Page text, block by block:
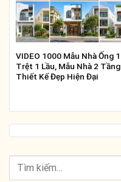
VIDEO 1000 Mẫu Nhà Ống 1
Trệt 1 Lầu, Mẫu Nhà 2 Tầng
Thiết Kế Đẹp Hiện Đại